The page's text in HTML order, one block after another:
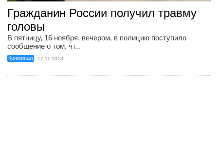
Гражданин России получил травму
головы
В пятницу, 16 ноября, вечером, в полицию поступило
сообщение о том, чт...
Криминал 17.11.2018